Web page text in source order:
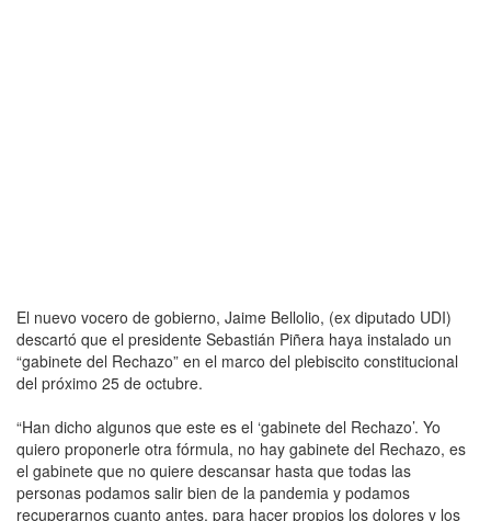
El nuevo vocero de gobierno, Jaime Bellolio, (ex diputado UDI)
descartó que el presidente Sebastián Piñera haya instalado un
“gabinete del Rechazo” en el marco del plebiscito constitucional
del próximo 25 de octubre.
“Han dicho algunos que este es el ‘gabinete del Rechazo’. Yo
quiero proponerle otra fórmula, no hay gabinete del Rechazo, es
el gabinete que no quiere descansar hasta que todas las
personas podamos salir bien de la pandemia y podamos
recuperarnos cuanto antes, para hacer propios los dolores y los